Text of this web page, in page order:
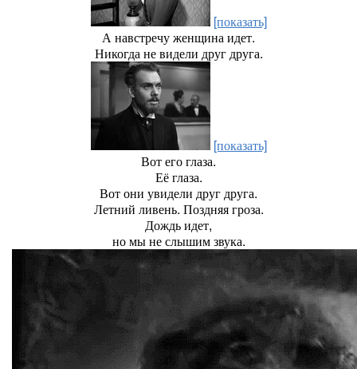
[показать]
А навстречу женщина идет.
Никогда не видели друг друга.
[показать]
Вот его глаза.
Её глаза.
Вот они увидели друг друга.
Летний ливень. Поздняя гроза.
Дождь идет,
но мы не слышим звука.